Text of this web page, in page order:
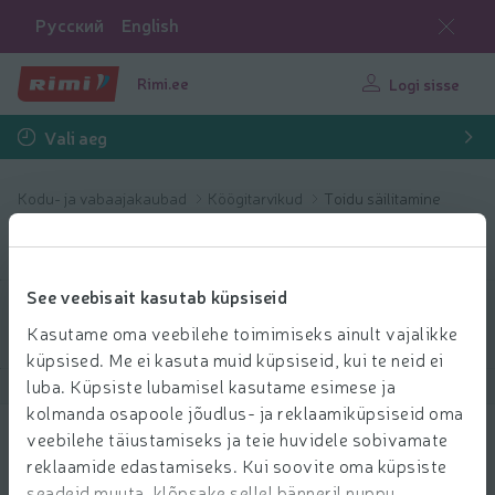
See veebisait kasutab küpsiseid
Kasutame oma veebilehe toimimiseks ainult vajalikke
küpsised. Me ei kasuta muid küpsiseid, kui te neid ei
luba. Küpsiste lubamisel kasutame esimese ja
kolmanda osapoole jõudlus- ja reklaamiküpsiseid oma
veebilehe täiustamiseks ja teie huvidele sobivamate
reklaamide edastamiseks. Kui soovite oma küpsiste
Русский English
Rimi.ee Logi sisse
Vali aeg
Kodu- ja vabaajakaubad Köögitarvikud Toidu säilitamine
Toidu säilitamine
Filtreeri tooteid
Näita tooteid 40
Toidukile Rimi Smart 29cm x 20m
69